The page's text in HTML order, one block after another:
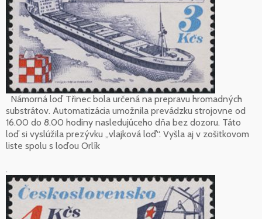
Námorná loď Třinec bola určená na prepravu hromadných
substrátov. Automatizácia umožnila prevádzku strojovne od
16.00 do 8.00 hodiny nasledujúceho dňa bez dozoru. Táto
loď si vyslúžila prezývku „vlajková loď“. Vyšla aj v zošitkovom
liste spolu s loďou Orlík
.